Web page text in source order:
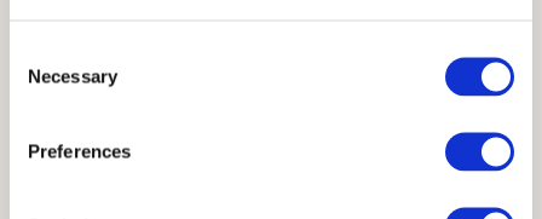
Selection
Necessary
Preferences
Beanie No.3 fra My Favourite Things
Knitwear er en stilig og moderne